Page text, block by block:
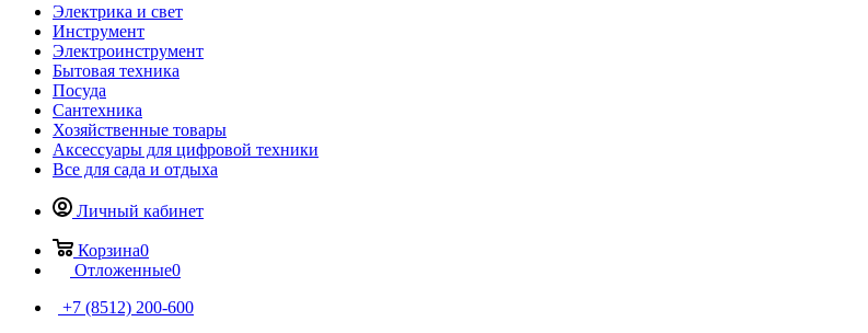
Электрика и свет
Инструмент
Электроинструмент
Бытовая техника
Посуда
Сантехника
Хозяйственные товары
Аксессуары для цифровой техники
Все для сада и отдыха
Личный кабинет
Корзина0
Отложенные0
+7 (8512) 200-600